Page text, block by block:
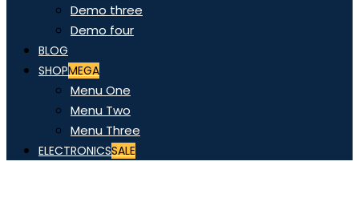
Demo three
Demo four
BLOG
SHOPMEGA
Menu One
Menu Two
Menu Three
ELECTRONICSSALE